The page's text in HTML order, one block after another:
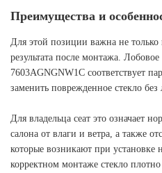
Преимущества и
Для этой позиции важна не только
результата после монтажа.
7603AGNGNW1C соответствует
заменить поврежденное стекло
Для владельца сеат это означает
салона от влаги и ветра, а также
которые возникают при установке
корректном монтаже стекло плотно